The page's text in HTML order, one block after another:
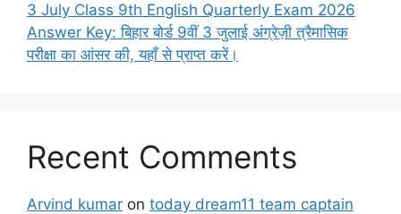
3 July Class 9th English Quarterly Exam 2026
Answer Key: बिहार बोर्ड 9वीं 3 जुलाई अंग्रेज़ी त्रैमासिक
परीक्षा का आंसर की, यहाँ से प्राप्त करें।
Recent Comments
Arvind kumar on today dream11 team captain